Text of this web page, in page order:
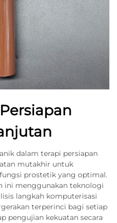
dalam terapi persiapan
mutakhir untuk
prostetik yang optimal.
ini menggunakan teknologi
langkah komputerisasi
terperinci bagi setiap
pengujian kekuatan secara